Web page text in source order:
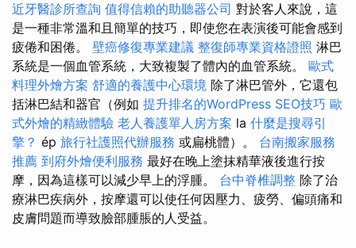
近牙醫診所查詢 值得信賴的助聽器公司 對於客人來說，這
是一種非常溫和且簡單的技巧，即使您在表演後可能會感到
疲倦和困倦。 壁癌修復專業建議 整復師專業資格證照 淋巴
系統是一個血管系統，大致複製了體內的血管系統。 歐式
料理外燴方案 舒適的養護中心環境 除了淋巴管外，它還包
括淋巴結和器官（例如 提升排名的WordPress SEO技巧 歐
式外燴的精緻體驗 老人養護單人房方案 la 什麼是搜尋引
擎？ ép 旅行社護照代辦服務 或扁桃體）。 台南搬家服務
推薦 到府外燴便利服務 最好在晚上塗抹精華液後進行按
摩，因為這樣可以減少早上的浮腫。 台中脊椎調整 除了治
療淋巴疾病外，按摩還可以使任何因壓力、疲勞、偏頭痛和
皮膚問題而導致臉部腫脹的人受益。